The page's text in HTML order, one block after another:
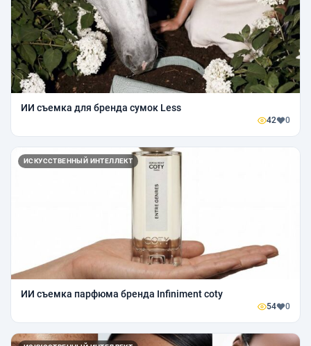
ИИ съемка для бренда сумок Less
42 0
ИСКУССТВЕННЫЙ ИНТЕЛЛЕКТ
ИИ съемка парфюма бренда Infiniment coty
54 0